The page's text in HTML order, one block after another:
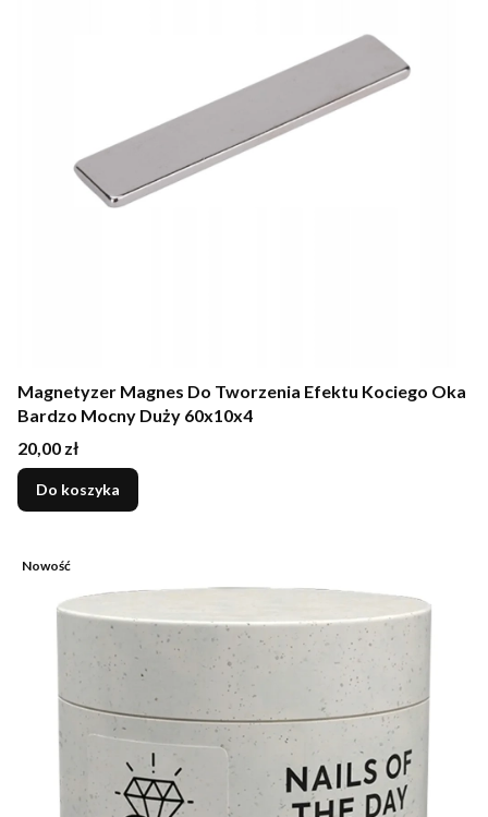
Magnetyzer Magnes Do Tworzenia Efektu Kociego Oka
Bardzo Mocny Duży 60x10x4
Cena
20,00 zł
Do koszyka
Nowość